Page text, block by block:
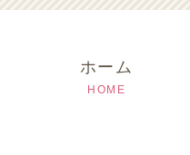
ホーム
HOME